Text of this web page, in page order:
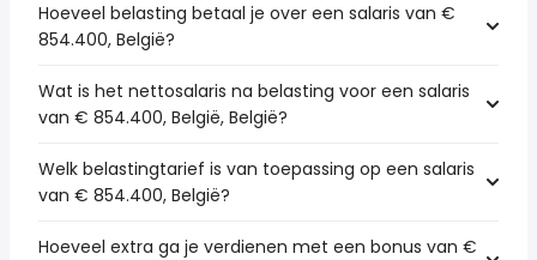
Hoeveel belasting betaal je over een salaris van €
854.400, België?
Wat is het nettosalaris na belasting voor een salaris
van € 854.400, België, België?
Welk belastingtarief is van toepassing op een salaris
van € 854.400, België?
Hoeveel extra ga je verdienen met een bonus van €